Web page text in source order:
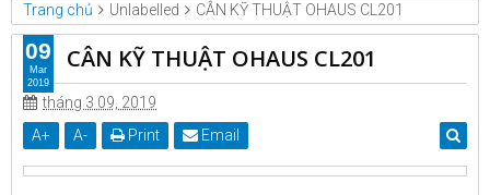
Trang chủ Unlabelled CÂN KỸ THUẬT OHAUS CL201
CÂN KỸ THUẬT OHAUS CL201
tháng 3 09, 2019
A+ A- Print Email
09
Mar
2019